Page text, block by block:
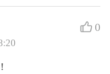
0